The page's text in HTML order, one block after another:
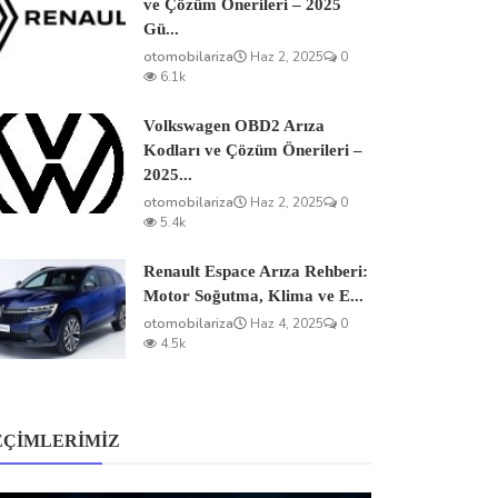
ve Çözüm Önerileri – 2025
Gü...
otomobilariza
Haz 2, 2025
0
6.1k
Volkswagen OBD2 Arıza
Kodları ve Çözüm Önerileri –
2025...
otomobilariza
Haz 2, 2025
0
5.4k
Renault Espace Arıza Rehberi:
Motor Soğutma, Klima ve E...
otomobilariza
Haz 4, 2025
0
4.5k